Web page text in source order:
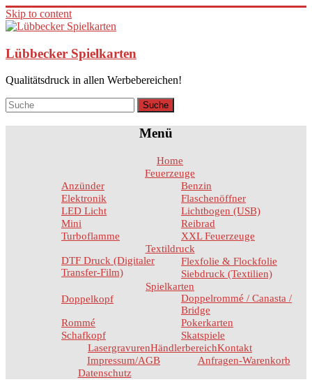
Skip to content
Lübbecker Spielkarten
Qualitätsdruck in allen Werbebereichen!
Menü
Home
Feuerzeuge
Anzünder
Benzin
Elektronik
Flaschenöffner
LED Licht
Lichtbogen (USB)
Mini
Reibrad
Turboflamme
XXL Feuerzeuge
Textildruck
DTF Druck (Digitaler
Transfer-Film)
Flexfolie & Flockfolie
Siebdruck (Textilien)
Spielkarten
Doppelkopf
Doppelrommé / Canasta /
Bridge
Rommé
Pokerkarten
Schafkopf
Skatspiele
LasergravurenHändlerbereichKontakt
Impressum/AGB
Datenschutz
Anfragen-Warenkorb